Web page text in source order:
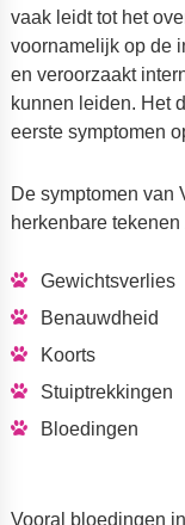
vaak leidt tot het
voornamelijk op de
en veroorzaakt
kunnen leiden. Het
eerste symptomen
De symptomen van
herkenbare tekenen
Gewichtsverlies
Benauwdheid
Koorts
Stuiptrekkingen
Bloedingen
Vooral bloedingen